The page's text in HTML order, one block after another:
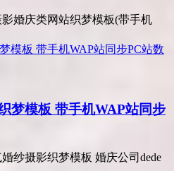
庆类网站织梦模板(带手机
梦模板 带手机WAP站同步
纱摄影织梦模板 婚庆公司dede